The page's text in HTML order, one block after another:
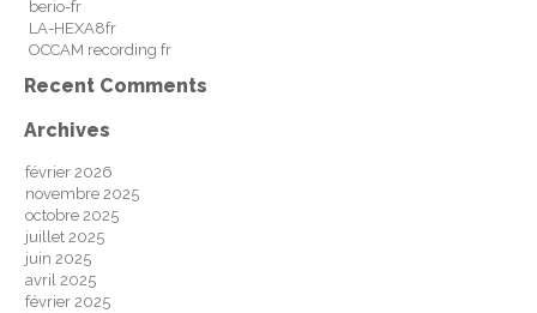
berio-fr
LA-HEXA8fr
OCCAM recording fr
Recent Comments
Archives
février 2026
novembre 2025
octobre 2025
juillet 2025
juin 2025
avril 2025
février 2025